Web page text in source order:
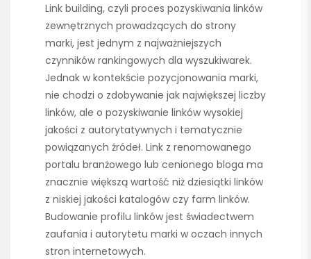
Link building, czyli proces pozyskiwania linków
zewnętrznych prowadzących do strony
marki, jest jednym z najważniejszych
czynników rankingowych dla wyszukiwarek.
Jednak w kontekście pozycjonowania marki,
nie chodzi o zdobywanie jak największej liczby
linków, ale o pozyskiwanie linków wysokiej
jakości z autorytatywnych i tematycznie
powiązanych źródeł. Link z renomowanego
portalu branżowego lub cenionego bloga ma
znacznie większą wartość niż dziesiątki linków
z niskiej jakości katalogów czy farm linków.
Budowanie profilu linków jest świadectwem
zaufania i autorytetu marki w oczach innych
stron internetowych.